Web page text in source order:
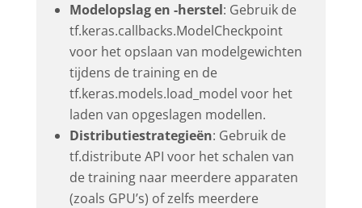
Modelopslag en -herstel: Gebruik de
tf.keras.callbacks.ModelCheckpoint
voor het opslaan van modelgewichten
tijdens de training en de
tf.keras.models.load_model voor het
laden van opgeslagen modellen.
Distributiestrategieën: Gebruik de
tf.distribute API voor het schalen van
de training naar meerdere apparaten
(zoals GPU’s) of zelfs meerdere